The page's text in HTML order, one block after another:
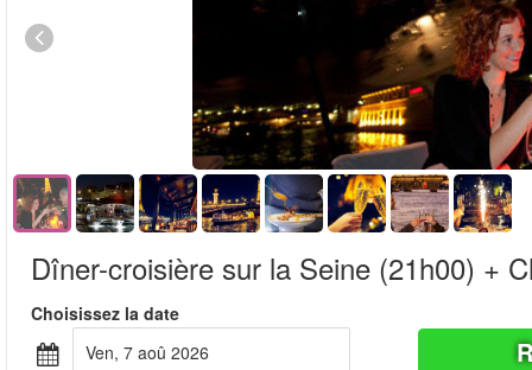
Dîner-croisière sur la Seine (21h00) +
Choisissez la date
ven, 7 aoû 2026